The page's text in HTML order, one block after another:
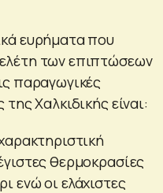
ευρήματα που
των επιπτώσεων
παραγωγικές
της Χαλκιδικής είναι:
θερμοκρασίες
ενώ οι ελάχιστες